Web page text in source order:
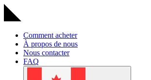
Comment acheter
À propos de nous
Nous contacter
FAQ